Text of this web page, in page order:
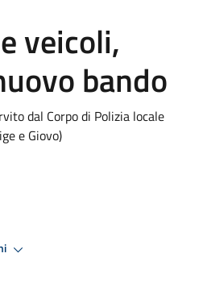
veicoli,
bando
dal Corpo di Polizia locale
e Giovo)